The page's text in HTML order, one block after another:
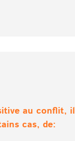
au conflit, il
cas, de: